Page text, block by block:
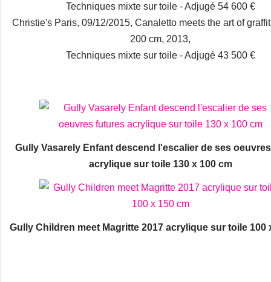
Techniques mixte sur toile - Adjugé 54 600 €
Christie's Paris, 09/12/2015, Canaletto meets the art of
200 cm, 2013,
Techniques mixte sur toile - Adjugé 43 500 €
Gully Vasarely Enfant descend l'escalier de ses
acrylique sur toile 130 x 100 cm
Gully Children meet Magritte 2017 acrylique sur toile 100